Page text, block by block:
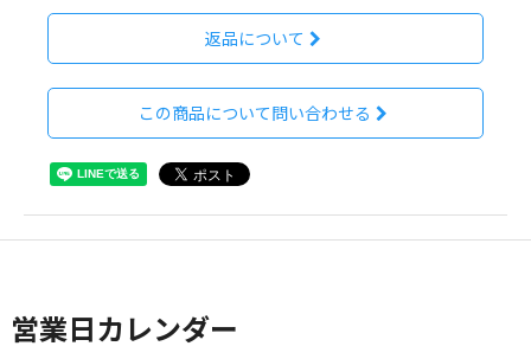
返品について
この商品について問い合わせる
営業日カレンダー